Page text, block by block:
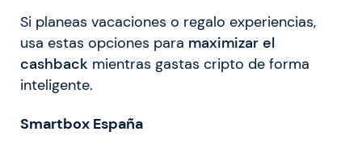
Si planeas vacaciones o regalo experiencias,
usa estas opciones para maximizar el
cashback mientras gastas cripto de forma
inteligente.
Smartbox España